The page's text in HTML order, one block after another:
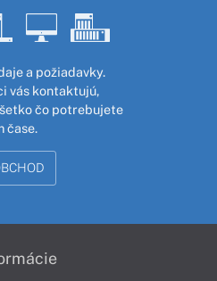
a požiadavky.
vás kontaktujú,
čo potrebujete
čase.